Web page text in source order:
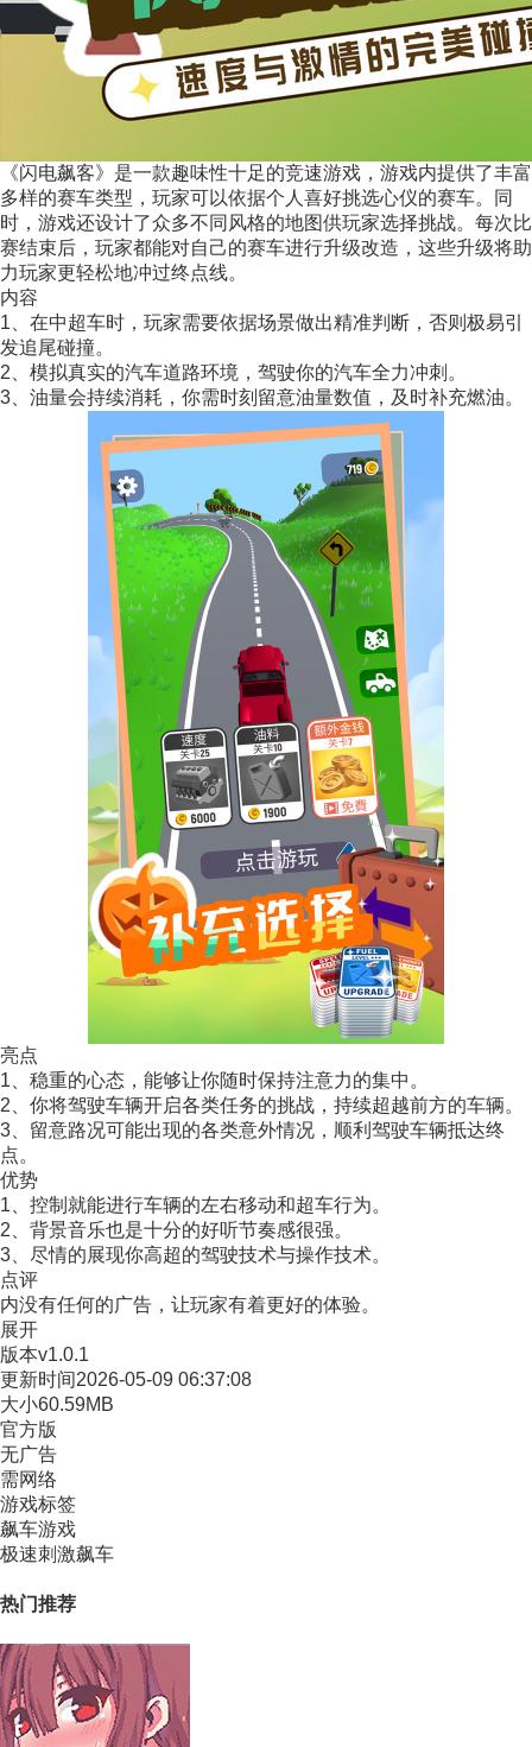
《闪电飙客》是一款趣味性十足的竞速游戏，游戏内提供了丰富
多样的赛车类型，玩家可以依据个人喜好挑选心仪的赛车。同
时，游戏还设计了众多不同风格的地图供玩家选择挑战。每次比
赛结束后，玩家都能对自己的赛车进行升级改造，这些升级将助
力玩家更轻松地冲过终点线。
内容
1、在中超车时，玩家需要依据场景做出精准判断，否则极易引
发追尾碰撞。
2、模拟真实的汽车道路环境，驾驶你的汽车全力冲刺。
3、油量会持续消耗，你需时刻留意油量数值，及时补充燃油。
亮点
1、稳重的心态，能够让你随时保持注意力的集中。
2、你将驾驶车辆开启各类任务的挑战，持续超越前方的车辆。
3、留意路况可能出现的各类意外情况，顺利驾驶车辆抵达终
点。
优势
1、控制就能进行车辆的左右移动和超车行为。
2、背景音乐也是十分的好听节奏感很强。
3、尽情的展现你高超的驾驶技术与操作技术。
点评
内没有任何的广告，让玩家有着更好的体验。
展开
版本v1.0.1
更新时间2026-05-09 06:37:08
大小60.59MB
官方版
无广告
需网络
游戏标签
飙车游戏
极速刺激飙车
热门推荐